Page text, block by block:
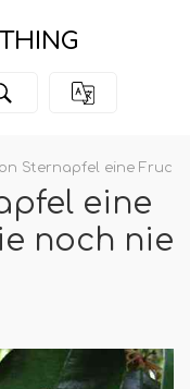
Sternapfel eine
eine
noch nie